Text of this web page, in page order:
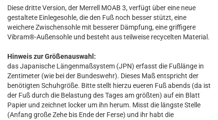
Diese dritte Version, der Merrell MOAB 3, verfügt über eine neue
gestaltete Einlegesohle, die den Fuß noch besser stützt, eine
weichere Zwischensohle mit besserer Dämpfung, eine griffigere
Vibram®-Außensohle und besteht aus teilweise recycelten Material.
Hinweis zur Größenauswahl:
das Japanische Längenmaßsystem (JPN) erfasst die Fußlänge in
Zentimeter (wie bei der Bundeswehr). Dieses Maß entspricht der
benötigten Schuhgröße. Bitte stellt hierzu eueren Fuß abends (da ist
der Fuß durch die Belastung des Tages am größten) auf ein Blatt
Papier und zeichnet locker um ihn herum. Misst die längste Stelle
(Anfang große Zehe bis Ende der Ferse) und ihr habt die